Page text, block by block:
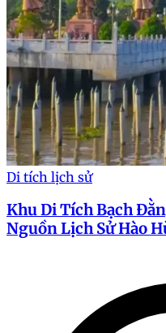
Di tích lịch sử
Khu Di Tích Bạch
Nguồn Lịch Sử Hào